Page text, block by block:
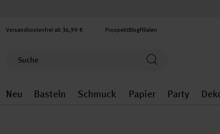
Versandkostenfrei ab 34,99 € ProspektBlogFilialen
Neu
Neu general.openMenu
Basteln
Basteln general.openMenu
Schmuck
Schmuck
Papier
Papier
Party